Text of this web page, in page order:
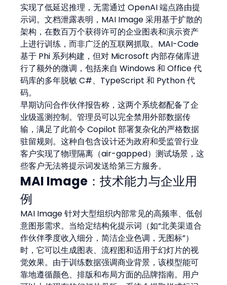
实现了低延迟推理，无需通过 OpenAI 端点路由提
示词。文档泄露表明，MAI Image 采用基于扩散的
架构，在数百万个获得许可的企业图表和演示资产
上进行训练，而非广泛的互联网抓取。MAI-Code
基于 Phi 系列构建，但对 Microsoft 内部存储库进
行了额外的微调，包括来自 Windows 和 Office 代
码库的多年脱敏 C#、TypeScript 和 Python 代
码。
早期访问合作伙伴报告称，这两个系统都配备了企
业级遥测控制。管理员可以完全禁用外部数据传
输，满足了此前令 Copilot 部署复杂化的严格数据
驻留规则。这种自包含设计还为政府和受监管行业
客户实现了物理隔离（air-gapped）测试场景，这
些客户无法将提示词发送给第三方服务。
MAI Image：技术能力与企业用
例
MAI Image 针对大型组织内部常见的高频率、低创
意图形需求。当给定结构化提示词（如“北美渠道合
作伙伴季度收入细分，简洁企业色调，无图标”）
时，它可以生成图表、流程图和适用于幻灯片的视
觉效果。由于训练数据强调商业背景，该模型能可
靠地遵循颜色、排版和布局方面的品牌指南。用户